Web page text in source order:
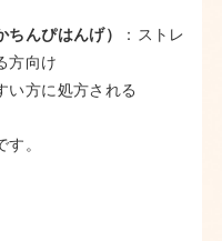
んぴはんげ）
：ストレ
方向け
い方に処方される
。